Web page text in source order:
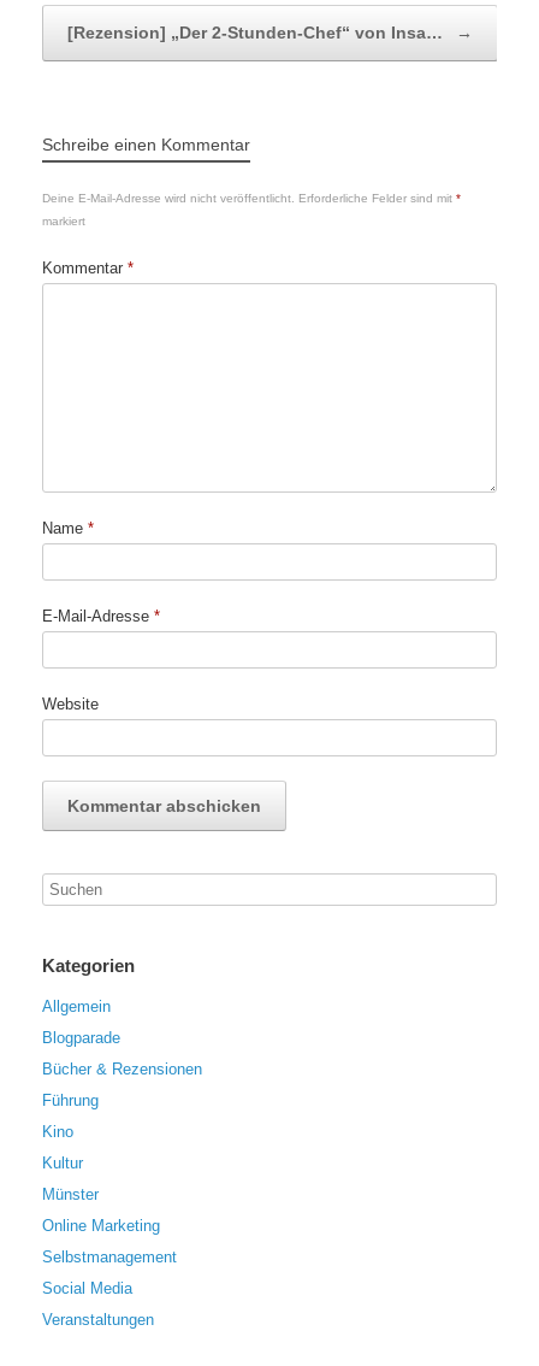
[Rezension] „Der 2-Stunden-Chef“ von Insa… →
Schreibe einen Kommentar
Deine E-Mail-Adresse wird nicht veröffentlicht. Erforderliche Felder sind mit *
markiert
Kommentar *
Name *
E-Mail-Adresse *
Website
Kategorien
Allgemein
Blogparade
Bücher & Rezensionen
Führung
Kino
Kultur
Münster
Online Marketing
Selbstmanagement
Social Media
Veranstaltungen